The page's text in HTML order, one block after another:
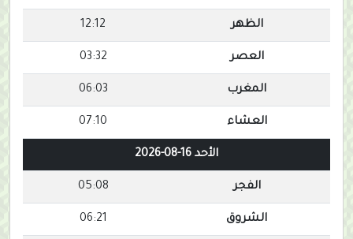
الظهر 12:12
العصر 03:32
المغرب 06:03
العشاء 07:10
الأحد 16-08-2026
الفجر 05:08
الشروق 06:21